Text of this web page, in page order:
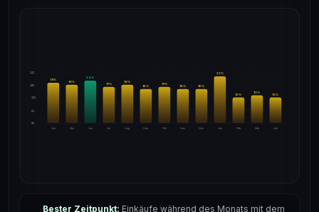
24%
18%
12%
6%
0%
Apr
19%
Mai
18%
Jun
20%
Jul
17%
Aug
18%
Sep
16%
Okt
17%
Nov
16%
Dez
16%
Jan
22%
Feb
12%
Mär
13%
Apr
12%
Bester Zeitpunkt: Einkäufe während des Monats mit dem